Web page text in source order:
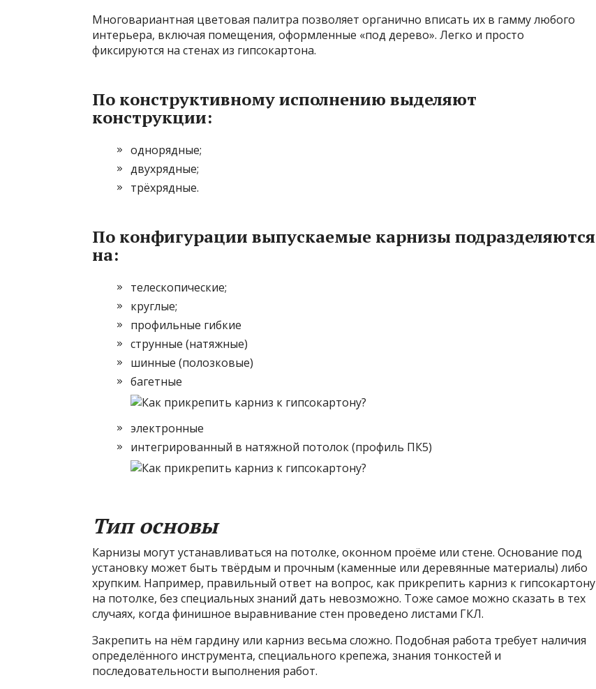
Многовариантная цветовая палитра позволяет органично вписать их в гамму любого
интерьера, включая помещения, оформленные «под дерево». Легко и просто
фиксируются на стенах из гипсокартона.
По конструктивному исполнению выделяют
конструкции:
однорядные;
двухрядные;
трёхрядные.
По конфигурации выпускаемые карнизы подразделяются
на:
телескопические;
круглые;
профильные гибкие
струнные (натяжные)
шинные (полозковые)
багетные
электронные
интегрированный в натяжной потолок (профиль ПК5)
Тип основы
Карнизы могут устанавливаться на потолке, оконном проёме или стене. Основание под
установку может быть твёрдым и прочным (каменные или деревянные материалы) либо
хрупким. Например, правильный ответ на вопрос, как прикрепить карниз к гипсокартону
на потолке, без специальных знаний дать невозможно. Тоже самое можно сказать в тех
случаях, когда финишное выравнивание стен проведено листами ГКЛ.
Закрепить на нём гардину или карниз весьма сложно. Подобная работа требует наличия
определённого инструмента, специального крепежа, знания тонкостей и
последовательности выполнения работ.